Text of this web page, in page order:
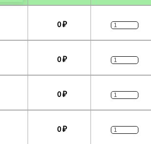
0 ₽
0 ₽
0 ₽
0 ₽